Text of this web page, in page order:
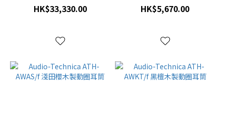
HK$33,330.00 HK$5,670.00